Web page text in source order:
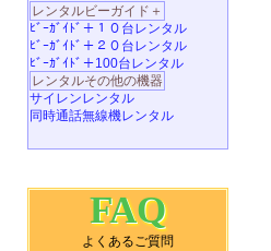
レンタルビーガイド＋
ﾋﾞｰｶﾞｲﾄﾞ＋１０台レンタル
ﾋﾞｰｶﾞｲﾄﾞ＋２０台レンタル
ﾋﾞｰｶﾞｲﾄﾞ＋100台レンタル
レンタルその他の機器
サイレンレンタル
同時通話無線機レンタル
FAQ
よくあるご質問